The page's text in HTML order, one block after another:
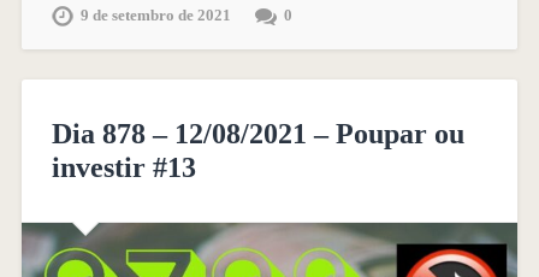
9 de setembro de 2021 0
Dia 878 – 12/08/2021 – Poupar ou
investir #13